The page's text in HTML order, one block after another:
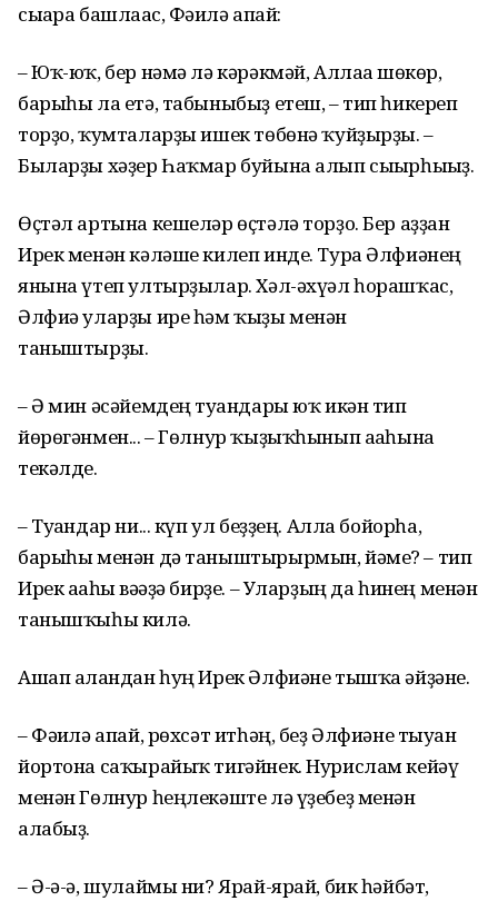
сығара башлағас, Фәғилә апай:
– Юҡ-юҡ, бер нәмә лә кәрәкмәй, Аллаға шөкөр,
барыһы ла етә, табыныбыҙ етеш, – тип һикереп
торҙо, ҡумталарҙы ишек төбөнә ҡуйҙырҙы. –
Быларҙы хәҙер Һаҡмар буйына алып сығырһығыҙ.
Өҫтәл артына кешеләр өҫтәлә торҙо. Бер аҙҙан
Ирек менән кәләше килеп инде. Тура Әлфиәнең
янына үтеп ултырҙылар. Хәл-әхүәл һорашҡас,
Әлфиә уларҙы ире һәм ҡыҙы менән
таныштырҙы.
– Ә мин әсәйемдең туғандары юҡ икән тип
йөрөгәнмен... – Гөлнур ҡыҙыҡһынып ағаһына
текәлде.
– Туғандар ни... күп ул беҙҙең. Алла бойорһа,
барыһы менән дә таныштырырмын, йәме? – тип
Ирек ағаһы вәғәҙә бирҙе. – Уларҙың да һинең менән
танышҡыһы килә.
Ашап алғандан һуң Ирек Әлфиәне тышҡа әйҙәне.
– Фәғилә апай, рөхсәт итһәң, беҙ Әлфиәне тыуған
йортона саҡырайыҡ тигәйнек. Нурислам кейәү
менән Гөлнур һеңлекәште лә үҙебеҙ менән
алабыҙ.
– Ә-ә-ә, шулаймы ни? Ярай-ярай, бик һәйбәт,